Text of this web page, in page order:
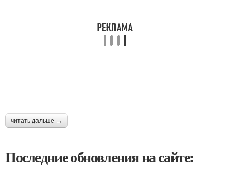
читать дальше →
Последние обновления на сайте: